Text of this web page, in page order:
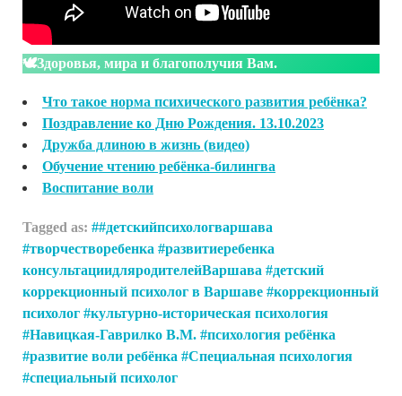
🕊Здоровья, мира и благополучия Вам.
Что такое норма психического развития ребёнка?
Поздравление ко Дню Рождения. 13.10.2023
Дружба длиною в жизнь (видео)
Обучение чтению ребёнка-билингва
Воспитание воли
Tagged as:
#детскийпсихологваршава
#творчестворебенка #развитиеребенка
консультациидляродителейВаршава
детский
коррекционный психолог в Варшаве
коррекционный
психолог
культурно-историческая психология
Навицкая-Гаврилко В.М.
психология ребёнка
развитие воли ребёнка
Специальная психология
специальный психолог